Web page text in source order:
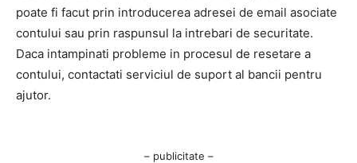
poate fi facut prin introducerea adresei de email asociate
contului sau prin raspunsul la intrebari de securitate.
Daca intampinati probleme in procesul de resetare a
contului, contactati serviciul de suport al bancii pentru
ajutor.
– publicitate –